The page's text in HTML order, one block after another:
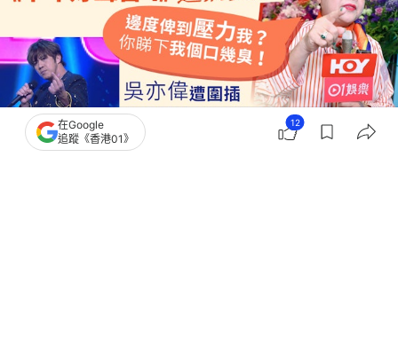
撰文：陳釗
在Google
追蹤《香港01》
12